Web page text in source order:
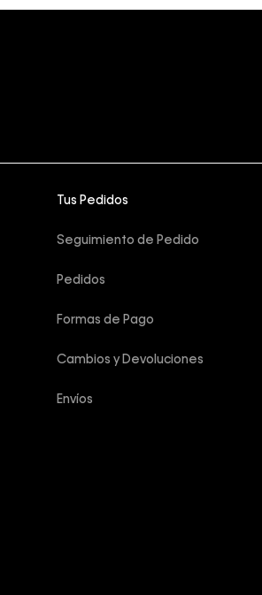
Tus Pedidos
Seguimiento de Pedido
Pedidos
Formas de Pago
Cambios y Devoluciones
Envíos